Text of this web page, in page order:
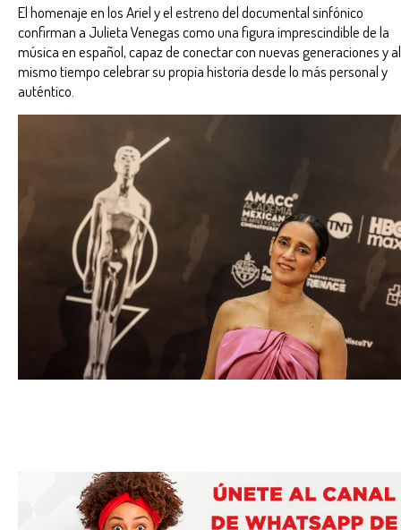
El homenaje en los Ariel y el estreno del documental sinfónico
confirman a Julieta Venegas como una figura imprescindible de la
música en español, capaz de conectar con nuevas generaciones y al
mismo tiempo celebrar su propia historia desde lo más personal y
auténtico.